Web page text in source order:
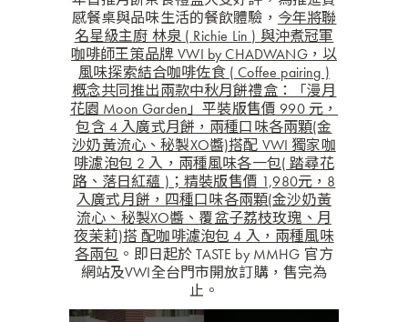
感餐桌與品味生活的餐飲體驗， 今年將聯
名星級主廚 林泉 ( Richie Lin ) 與沖煮冠軍
咖啡師王策品牌VWI by CHADWANG，以
風味探索結合咖啡佐食 ( Coffee pairing )
概念共同推出兩款中秋月餅禮盒：「漫月
花園 Moon Garden」平裝版售價 990 元，
包含 4 入廣式月餅，兩種口味各兩顆(金
沙奶黃流心、秘製XO醬)搭配 VWI 獨家咖
啡濾泡包 2 入，兩種風味各一包( 踏尋花
路、落日紅蘊 )；精裝版售價 1,980元，8
入廣式月餅，四種口味各兩顆(金沙奶黃
流心、秘製XO醬、覆盆子荔枝玫瑰、月
夜茉莉)搭 配咖啡濾泡包 4 入，兩種風味
各兩包 。即日起於 TASTE by MMHG 官方
網站及VWI全台門市開放訂購，售完為
止。